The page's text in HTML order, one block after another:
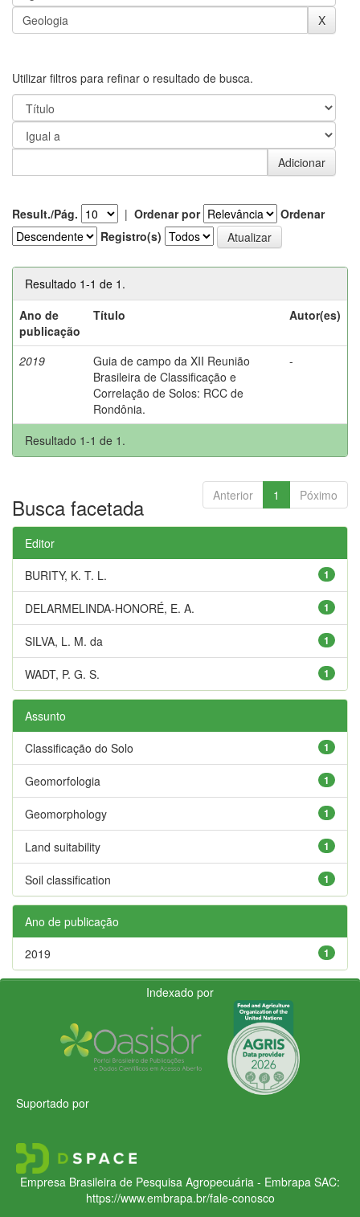
Utilizar filtros para refinar o resultado de busca.
Result./Pág. | Ordenar por
Ordenar
Registro(s)
Resultado 1-1 de 1.
Ano de
publicação
Título Autor(es)
2019
Guia de campo da XII Reunião
Brasileira de Classificação e
Correlação de Solos: RCC de
Rondônia.
-
Resultado 1-1 de 1.
Anterior 1 Póximo
Busca facetada
Editor
1
BURITY, K. T. L.
1
DELARMELINDA-HONORÉ, E. A.
1
SILVA, L. M. da
1
WADT, P. G. S.
Assunto
1
Classificação do Solo
1
Geomorfologia
1
Geomorphology
1
Land suitability
1
Soil classification
Ano de publicação
1
2019
Indexado por
Suportado por
Empresa Brasileira de Pesquisa Agropecuária - Embrapa SAC:
https://www.embrapa.br/fale-conosco